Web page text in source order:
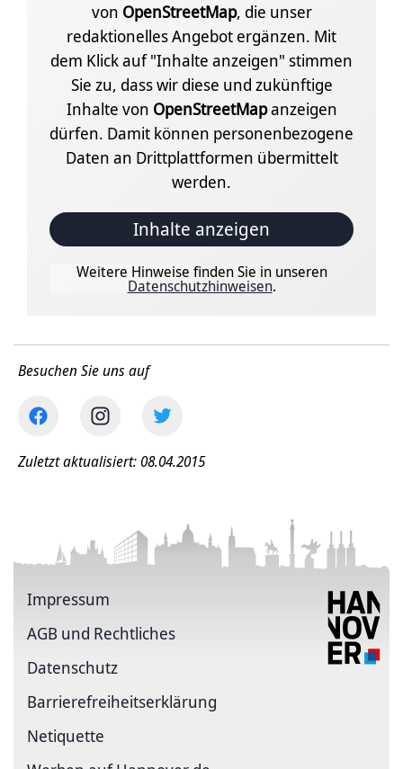
von OpenStreetMap, die unser
redaktionelles Angebot ergänzen. Mit
dem Klick auf "Inhalte anzeigen" stimmen
Sie zu, dass wir diese und zukünftige
Inhalte von OpenStreetMapanzeigen
dürfen. Damit können personenbezogene
Daten an Drittplattformen übermittelt
werden.
Inhalte anzeigen
Weitere Hinweise finden Sie in unseren
Datenschutzhinweisen.
Besuchen Sie uns auf
Zuletzt aktualisiert: 08.04.2015
Impressum
AGB und Rechtliches
Datenschutz
Barriere­freiheits­erklärung
Netiquette